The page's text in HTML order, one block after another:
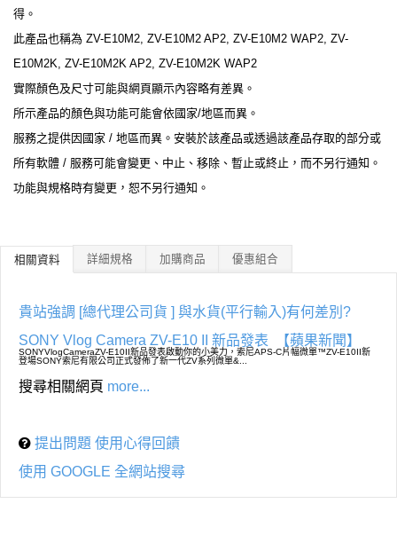
得。
此產品也稱為 ZV-E10M2, ZV-E10M2 AP2, ZV-E10M2 WAP2, ZV-
E10M2K, ZV-E10M2K AP2, ZV-E10M2K WAP2
實際顏色及尺寸可能與網頁顯示內容略有差異。
所示產品的顏色與功能可能會依國家/地區而異。
服務之提供因國家 / 地區而異。安裝於該產品或透過該產品存取的部分或
所有軟體 / 服務可能會變更、中止、移除、暫止或終止，而不另行通知。
功能與規格時有變更，恕不另行通知。
相關資料 詳細規格 加購商品 優惠組合
貴站強調 [總代理公司貨 ] 與水貨(平行輸入)有何差別?
SONY Vlog Camera ZV-E10 II 新品發表
【蘋果新聞】
SONYVlogCameraZV-E10II新品發表啟動你的小美力，索尼APS-C片幅微單™ZV-E10II新
登場SONY索尼有限公司正式發佈了新一代ZV系列微單&...
搜尋相關網頁 more...
提出問題 使用心得回饋
使用 GOOGLE 全網站搜尋